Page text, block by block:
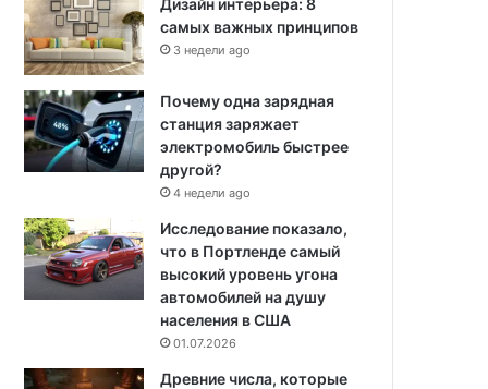
Дизайн интерьера: 8
самых важных принципов
3 недели ago
Почему одна зарядная
станция заряжает
электромобиль быстрее
другой?
4 недели ago
Исследование показало,
что в Портленде самый
высокий уровень угона
автомобилей на душу
населения в США
01.07.2026
Древние числа, которые